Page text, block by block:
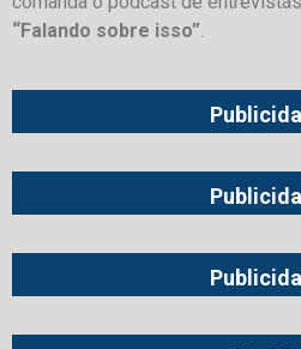
“Falando sobre isso”.